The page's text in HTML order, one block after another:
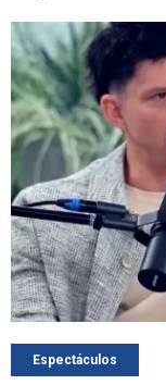
Espectáculos